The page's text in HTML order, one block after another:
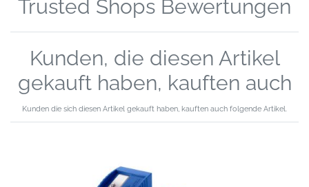
Trusted Shops Bewertungen
Kunden, die diesen Artikel
gekauft haben, kauften auch
Kunden die sich diesen Artikel gekauft haben, kauften auch folgende Artikel.